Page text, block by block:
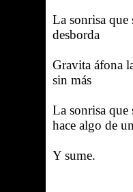
La sonrisa que
desborda
Gravita áfona
sin más
La sonrisa que
hace algo de
Y sume.